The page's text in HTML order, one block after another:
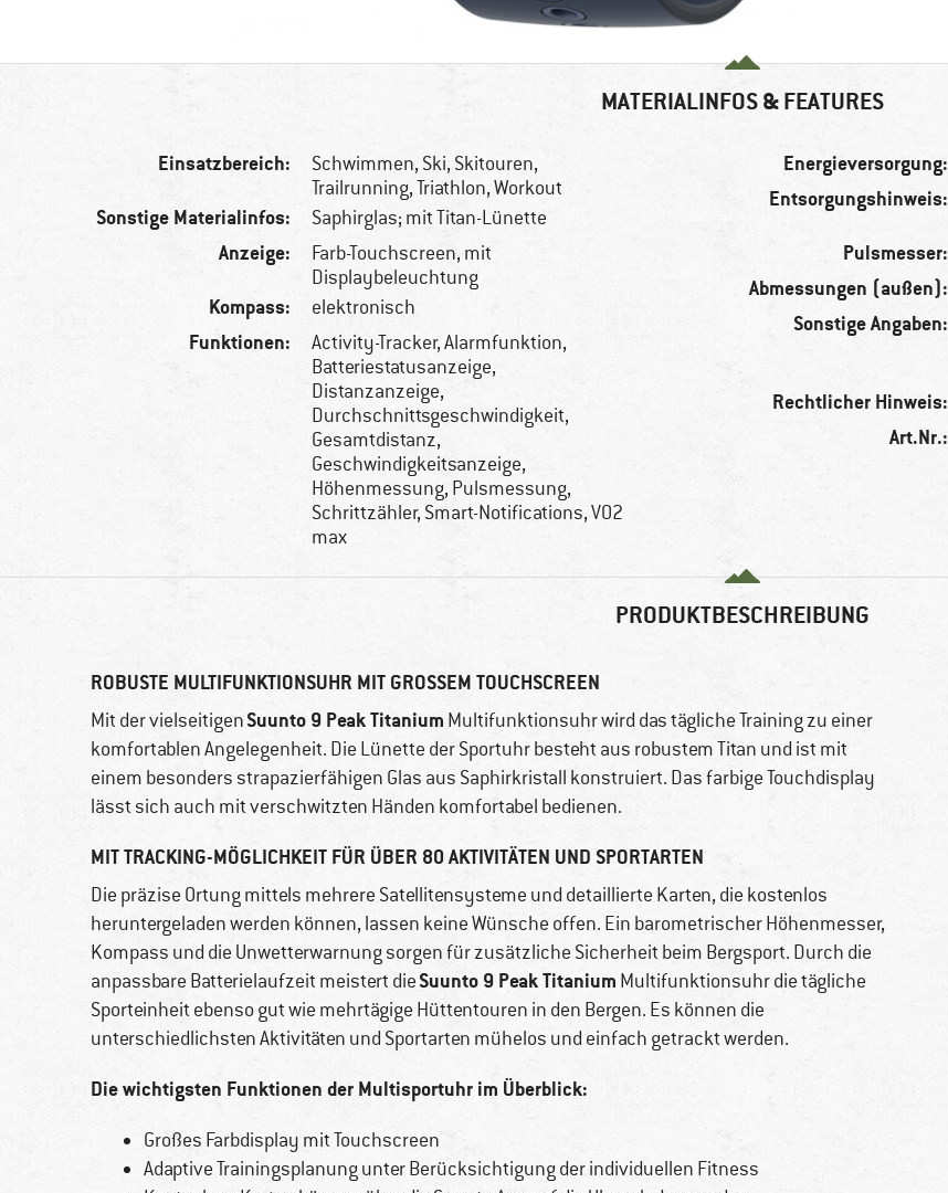
MATERIALINFOS & FEATURES
Einsatzbereich:
Schwimmen, Ski, Skitouren,
Trailrunning, Triathlon, Workout
Sonstige Materialinfos: Saphirglas; mit Titan-Lünette
Anzeige:
Farb-Touchscreen, mit
Displaybeleuchtung
Kompass: elektronisch
Funktionen:
Activity-Tracker, Alarmfunktion,
Batteriestatusanzeige,
Distanzanzeige,
Durchschnittsgeschwindigkeit,
Gesamtdistanz,
Geschwindigkeitsanzeige,
Höhenmessung, Pulsmessung,
Schrittzähler, Smart-Notifications, VO2
max
Energieversorgung:
Entsorgungshinweis:
Pulsmesser:
Abmessungen (außen):
Sonstige Angaben:
Rechtlicher Hinweis:
Art.Nr.:
PRODUKTBESCHREIBUNG
ROBUSTE MULTIFUNKTIONSUHR MIT GROSSEM TOUCHSCREEN
Mit der vielseitigenSuunto 9 Peak Titanium Multifunktionsuhr wird das tägliche Training zu einer
komfortablen Angelegenheit. Die Lünette der Sportuhr besteht aus robustem Titan und ist mit
einem besonders strapazierfähigen Glas aus Saphirkristall konstruiert. Das farbige Touchdisplay
lässt sich auch mit verschwitzten Händen komfortabel bedienen.
MIT TRACKING-MÖGLICHKEIT FÜR ÜBER 80 AKTIVITÄTEN UND SPORTARTEN
Die präzise Ortung mittels mehrere Satellitensysteme und detaillierte Karten, die kostenlos
heruntergeladen werden können, lassen keine Wünsche offen. Ein barometrischer Höhenmesser,
Kompass und die Unwetterwarnung sorgen für zusätzliche Sicherheit beim Bergsport. Durch die
anpassbare Batterielaufzeit meistert dieSuunto 9 Peak Titanium Multifunktionsuhr die tägliche
Sporteinheit ebenso gut wie mehrtägige Hüttentouren in den Bergen. Es können die
unterschiedlichsten Aktivitäten und Sportarten mühelos und einfach getrackt werden.
Die wichtigsten Funktionen der Multisportuhr im Überblick:
Großes Farbdisplay mit Touchscreen
Adaptive Trainingsplanung unter Berücksichtigung der individuellen Fitness